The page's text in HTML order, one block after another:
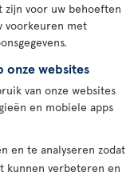
voor uw behoeften
voorkeuren met
onze websites
van onze websites
en mobiele apps
en te analyseren zodat
kunnen verbeteren en